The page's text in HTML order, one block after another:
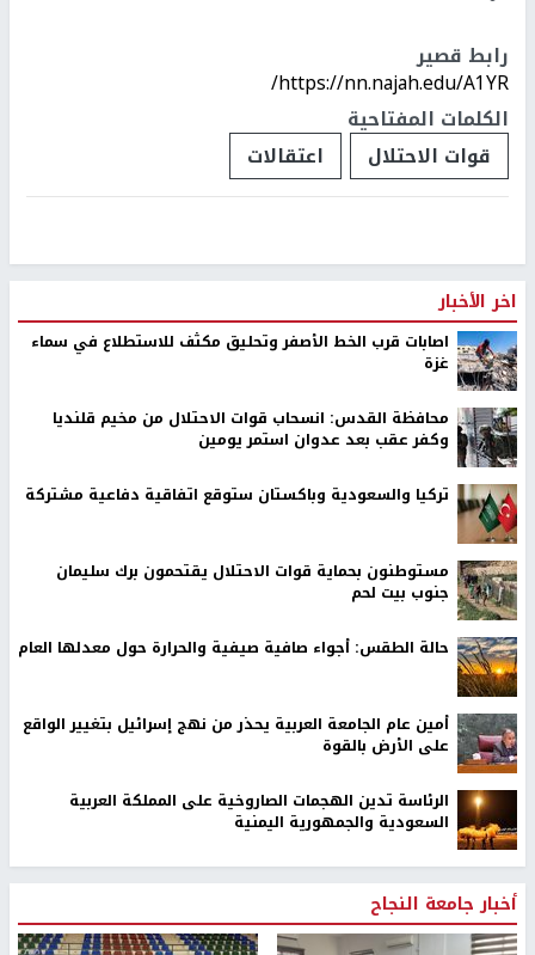
رابط قصير
https://nn.najah.edu/A1YR/
الكلمات المفتاحية
قوات الاحتلال
اعتقالات
إصابات بالاختناق واعتقال شاب خلال قمع الاحتلال
مسيرة بيت دجن
تم النشر بتاريخ:
إصابات بالاختناق واعتقال شاب خلال قمع الاحتلال مسيرة بيت دجن
نابلس -
شاب، اليوم الجمعة، خلال قمع قوات الاحتلال الإسرائيلي مسيرة بيت
دجن الأسبوعية، شرق نابلس.
وأفاد نصر أبو جيش منسق لجنة التنسيق الفصائلي في نابلس ، إن قوات
الاحتلال أطلقت الرصاص المعدني المغلف بالمطاط، وقنابل الصوت،
والغاز السام المسيل للدموع، صوب المشاركين في المسيرة، ما أدى
لإصابة عدد منهم بالاختناق، كما اعتقلت الشاب كرمنصري أبو جيش
وكانت اللجنة الشعبية للدفاع عن الأرض في بيت دجن، وهيئة مقاومة
الجدار والاستيطان، ولجنة التنسيق الفصائلي في نابلس، قد دعت
المواطنين إلى المشاركة في المسيرة صوب الأراضي المهددة بالاستيلاء